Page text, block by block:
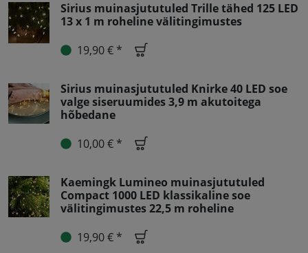
Sirius muinasjututuled Trille tähed 125 LED
13 x 1 m roheline välitingimustes
19,90 € *
Sirius muinasjututuled Knirke 40 LED soe
valge siseruumides 3,9 m akutoitega
hõbedane
10,00 € *
Kaemingk Lumineo muinasjututuled
Compact 1000 LED klassikaline soe
välitingimustes 22,5 m roheline
19,90 € *